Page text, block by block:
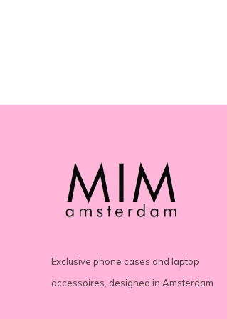
Exclusive phone cases and laptop
accessoires, designed in Amsterdam